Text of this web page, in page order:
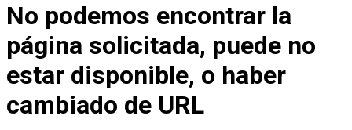
No podemos encontrar la
página solicitada, puede no
estar disponible, o haber
cambiado de URL